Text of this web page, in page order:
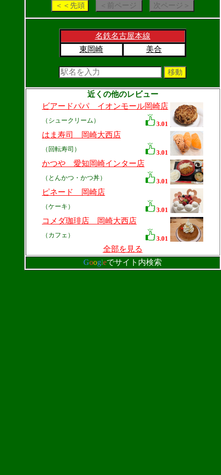
名鉄名古屋本線
東岡崎
美合
近くの他のレビュー
ビアードパパ イオンモール岡崎店
（シュークリーム） 3.01
はま寿司 岡崎大西店
（回転寿司） 3.01
かつや 愛知岡崎インター店
（とんかつ・かつ丼） 3.01
ピネード 岡崎店
（ケーキ） 3.01
コメダ珈琲店 岡崎大西店
（カフェ） 3.01
全部を見る
Googleでサイト内検索